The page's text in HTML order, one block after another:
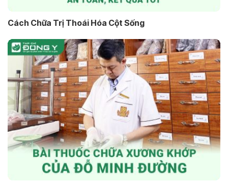
Cách Chữa Trị Thoái Hóa Cột Sống